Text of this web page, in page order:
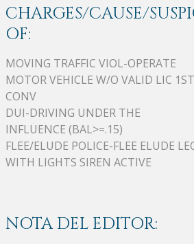
CHARGES/CAUSE/
OF:
MOVING TRAFFIC VIOL-OPERATE
MOTOR VEHICLE W/O VALID LIC 1ST
CONV
DUI-DRIVING UNDER THE
INFLUENCE (BAL>=.15)
FLEE/ELUDE POLICE-FLEE ELUDE
WITH LIGHTS SIREN ACTIVE
NOTA DEL EDITOR: